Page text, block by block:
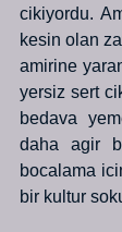
cikiyordu.
kesin olan
amirine
yersiz sert
bedava
daha agir
bocalama
bir kultur